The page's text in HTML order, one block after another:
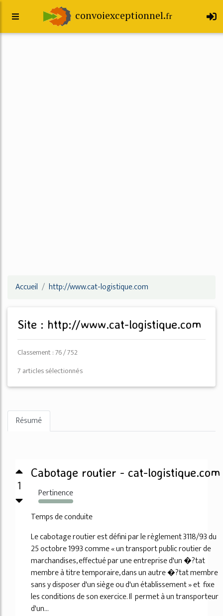
convoiexceptionnel.fr
Accueil http://www.cat-logistique.com
Site : http://www.cat-logistique.com
Classement : 76 / 752
7 articles sélectionnés
Résumé
1
Cabotage routier - cat-logistique.com
Pertinence
6387%
Temps de conduite
Le cabotage routier est défini par le règlement 3118/93 du
25 octobre 1993 comme « un transport public routier de
marchandises, effectué par une entreprise d'un �?tat
membre à titre temporaire, dans un autre �?tat membre
sans y disposer d'un siège ou d'un établissement » et fixe
les conditions de son exercice. Il permet à un transporteur
d'un...